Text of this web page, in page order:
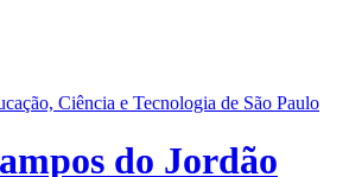
Ciência e Tecnologia de São Paulo
do Jordão